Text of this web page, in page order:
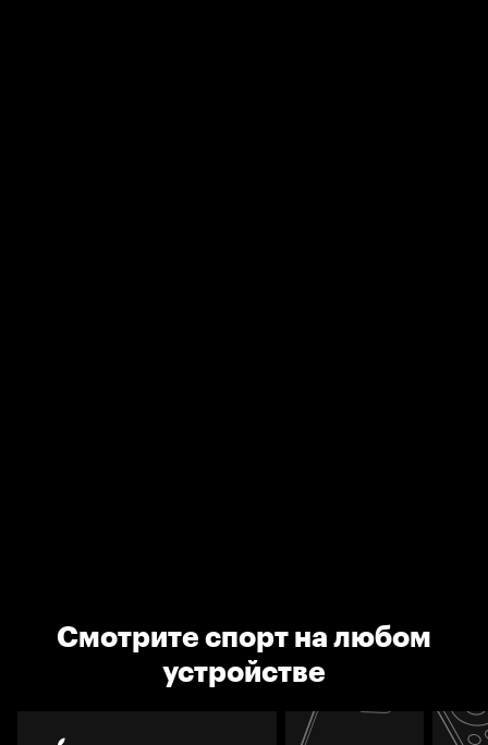
Смотрите спорт на любом
устройстве